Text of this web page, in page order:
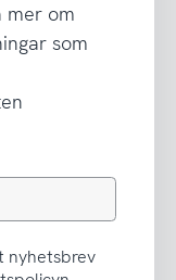
mer om
som
nyhetsbrev